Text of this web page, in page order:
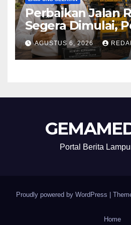
Perbaikan Jalan
Segera Dimulai,
Lampung
Mobilitas Warga
dan Nyaman
AGUSTUS 6, 2026
Portal Berita
Proudly powered by WordPress
Home